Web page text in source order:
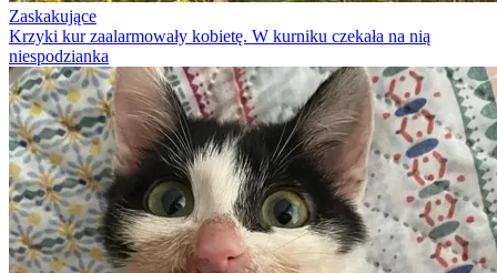
Zaskakujące
Krzyki kur zaalarmowały kobietę. W kurniku czekała na nią
niespodzianka